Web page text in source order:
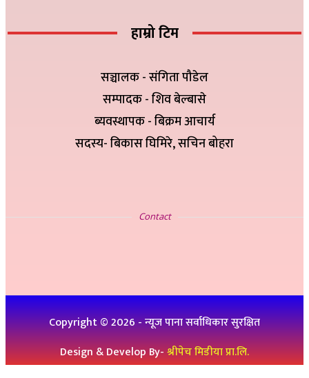
हाम्रो टिम
सञ्चालक - संगिता पौडेल
सम्पादक - शिव बेल्बासे
ब्यवस्थापक - बिक्रम आचार्य
सदस्य- बिकास घिमिरे, सचिन बोहरा
Contact
Copyright ©2026- न्यूज पाना सर्वाधिकार सुरक्षित
Design & Develop By-श्रीपेच मिडीया प्रा.लि.